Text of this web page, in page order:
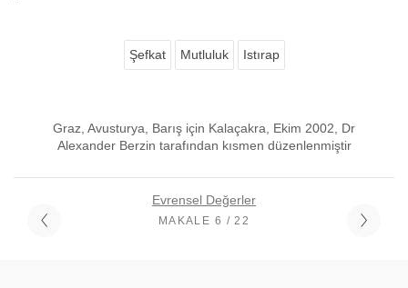
Şefkat Mutluluk Istırap
Graz, Avusturya, Barış için Kalaçakra, Ekim 2002, Dr
Alexander Berzin tarafından kısmen düzenlenmiştir
Evrensel Değerler
MAKALE 6 / 22